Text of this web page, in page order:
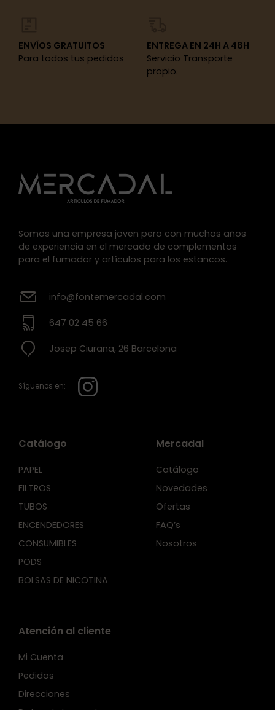
ENVÍOS GRATUITOS
Para todos tus pedidos
ENTREGA EN 24H A 48H
Servicio Transporte
propio.
Somos una empresa joven pero con muchos años
de experiencia en el mercado de complementos
para el fumador y artículos para los estancos.
info@fontemercadal.com
647 02 45 66
Josep Ciurana, 26 Barcelona
Síguenos en:
Catálogo
PAPEL
FILTROS
TUBOS
ENCENDEDORES
CONSUMIBLES
PODS
BOLSAS DE NICOTINA
Mercadal
Catálogo
Novedades
Ofertas
FAQ’s
Nosotros
Atención al cliente
Mi Cuenta
Pedidos
Direcciones